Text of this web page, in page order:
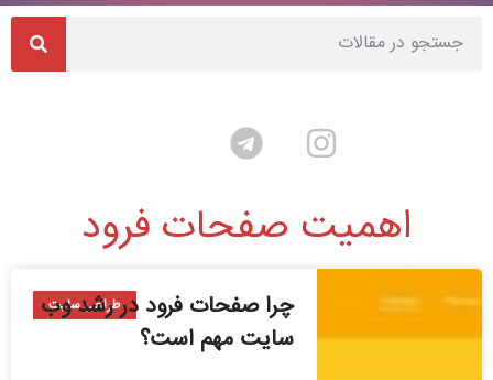
اهمیت صفحات فرود
طراحی سایت
چرا صفحات فرود در رشد وب
سایت مهم است؟